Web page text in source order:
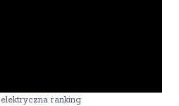
ranking